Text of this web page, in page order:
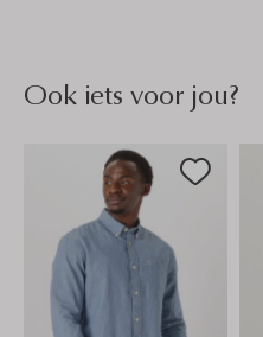
Ook iets voor jou?